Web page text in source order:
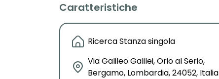
Caratteristiche
Ricerca Stanza singola
Via Galileo Galilei, Orio al Serio,
Bergamo, Lombardia, 24052, Italia